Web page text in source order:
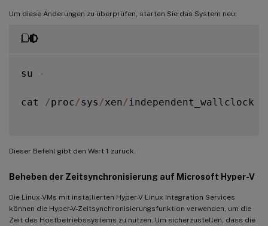
Um diese Änderungen zu überprüfen, starten Sie das System neu:
su -
cat /proc/sys /xen/ independent_wallclock
Dieser Befehl gibt den Wert 1 zurück.
Beheben der Zeitsynchronisierung auf Microsoft Hyper-V
Die Linux-VMs mit installierten Hyper-V Linux Integration Services
können die Hyper-V-Zeitsynchronisierungsfunktion verwenden, um die
Zeit des Hostbetriebssystems zu nutzen. Um sicherzustellen, dass die